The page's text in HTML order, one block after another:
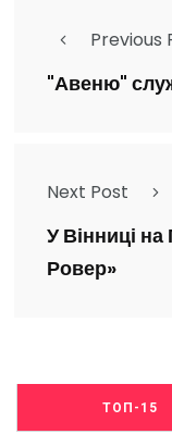
Previous
"Авеню"
Next Post
У Вінниці
Ровер»
ТОП-15